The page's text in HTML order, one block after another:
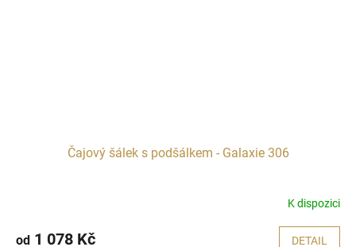
Čajový šálek s podšálkem - Galaxie 306
K dispozici
od 1 078 Kč DETAIL